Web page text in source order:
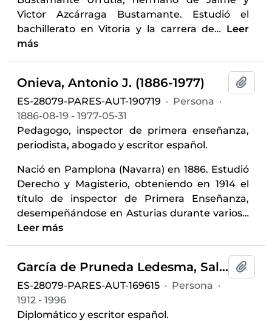
Victor Azcárraga Bustamante. Estudió el
bachillerato en Vitoria y la carrera de… Leer
más
Onieva, Antonio J. (1886-1977)
ES-28079-PARES-AUT-190719 · Persona ·
1886-08-19 - 1977-05-31
Pedagogo, inspector de primera enseñanza,
periodista, abogado y escritor español.
Nació en Pamplona (Navarra) en 1886. Estudió
Derecho y Magisterio, obteniendo en 1914 el
título de inspector de Primera Enseñanza,
desempeñándose en Asturias durante varios…
Leer más
García de Pruneda Ledesma, Salvador (1912-1996)
ES-28079-PARES-AUT-169615 · Persona ·
1912 - 1996
Diplomático y escritor español.